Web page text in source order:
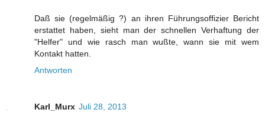
Daß sie (regelmäßig ?) an ihren Führungsoffizier Bericht
erstattet haben, sieht man der schnellen Verhaftung der
"Helfer" und wie rasch man wußte, wann sie mit wem
Kontakt hatten.
Antworten
Karl_Murx Juli 28, 2013